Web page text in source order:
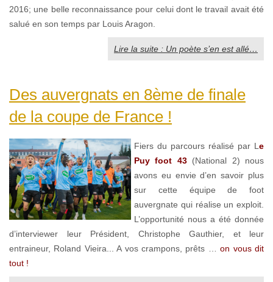
2016; une belle reconnaissance pour celui dont le travail avait été
salué en son temps par Louis Aragon.
Lire la suite : Un poète s’en est allé…
Des auvergnats en 8ème de finale
de la coupe de France !
Fiers du parcours réalisé par L e
Puy foot 43(National 2) nous
avons eu envie d’en savoir plus
sur cette équipe de foot
auvergnate qui réalise un exploit.
L’opportunité nous a été donnée
d’interviewer leur Président, Christophe Gauthier, et leur
entraineur, Roland Vieira... A vos crampons, prêts …on vous dit
tout !